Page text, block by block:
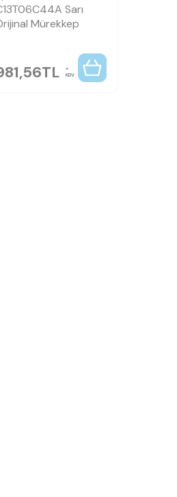
Sarı
Mürekkep
TL KDV